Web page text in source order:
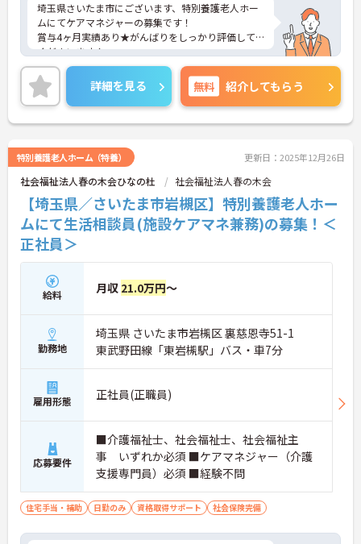
埼玉県さいたま市にございます、特別養護老人ホー
ムにてケアマネジャーの募集です！
賞与4ヶ月実績あり★がんばりをしっかり評価して
くださいます！
ご興味のある方は、マイナビ介護職までお問い合わ
せください。詳細を見る 無料 紹介してもらう
特別養護老人ホーム（特養） 更新日：2025年12月26日
社会福祉法人春の木会ひなの杜 社会福祉法人春の木会
【埼玉県／さいたま市岩槻区】特別養護老人ホー
ムにて生活相談員(施設ケアマネ兼務)の募集！＜
正社員＞
給料 月収 21.0万円～
勤務地
埼玉県 さいたま市岩槻区 裏慈恩寺51-1
東武野田線「東岩槻駅」バス・車7分
雇用形態 正社員(正職員)
応募要件
■介護福祉士、社会福祉士、社会福祉主
事 いずれか必須 ■ケアマネジャー（介護
支援専門員）必須 ■経験不問
住宅手当・補助 日勤のみ 資格取得サポート 社会保険完備